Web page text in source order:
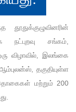
நட்புறவு சங்கம்,
விழாவில், இலங்கை
தகுதியுள்ள
மற்றும் 200